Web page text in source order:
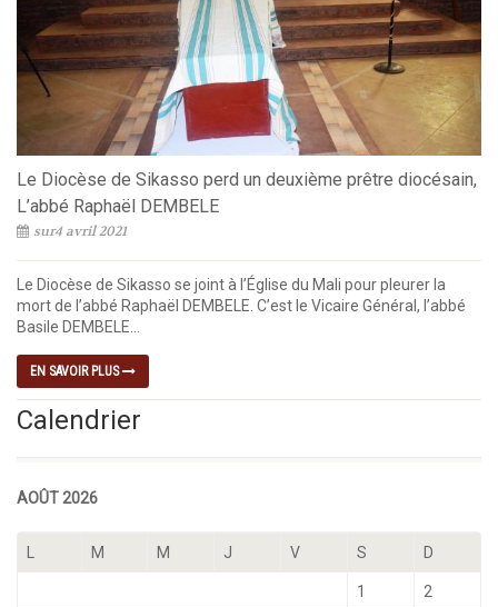
Le Diocèse de Sikasso perd un deuxième prêtre diocésain,
L’abbé Raphaël DEMBELE
sur4 avril 2021
Le Diocèse de Sikasso se joint à l’Église du Mali pour pleurer la
mort de l’abbé Raphaël DEMBELE. C’est le Vicaire Général, l’abbé
Basile DEMBELE...
EN SAVOIR PLUS
Calendrier
AOÛT 2026
M M J V S D
1 2